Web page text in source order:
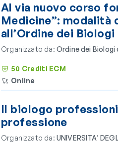
Al via nuovo corso
Medicine”:
all’Ordine dei
Organizzato da: Ordine dei Biologi
50 Crediti ECM
Online
Il biologo
professione
Organizzato da: UNIVERSITA’